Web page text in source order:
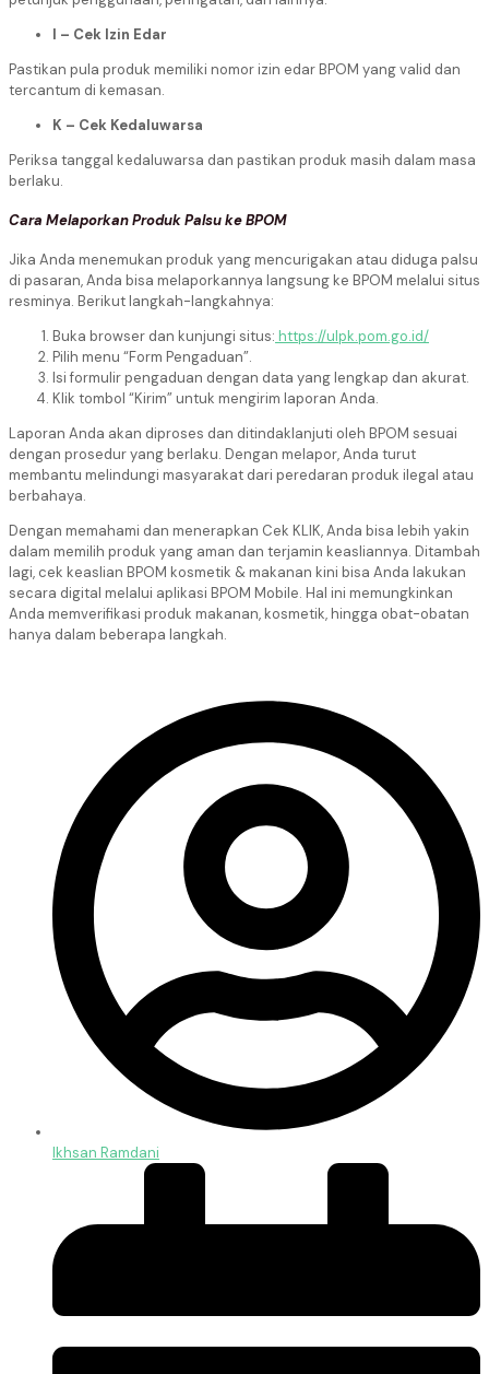
I – Cek Izin Edar
Pastikan pula produk memiliki nomor izin edar BPOM yang valid dan
tercantum di kemasan.
K – Cek Kedaluwarsa
Periksa tanggal kedaluwarsa dan pastikan produk masih dalam masa
berlaku.
Cara Melaporkan Produk Palsu ke BPOM
Jika Anda menemukan produk yang mencurigakan atau diduga palsu
di pasaran, Anda bisa melaporkannya langsung ke BPOM melalui situs
resminya. Berikut langkah-langkahnya:
Buka browser dan kunjungi situs: https://ulpk.pom.go.id/
Pilih menu “Form Pengaduan”.
Isi formulir pengaduan dengan data yang lengkap dan akurat.
Klik tombol “Kirim” untuk mengirim laporan Anda.
Laporan Anda akan diproses dan ditindaklanjuti oleh BPOM sesuai
dengan prosedur yang berlaku. Dengan melapor, Anda turut
membantu melindungi masyarakat dari peredaran produk ilegal atau
berbahaya.
Dengan memahami dan menerapkan Cek KLIK, Anda bisa lebih yakin
dalam memilih produk yang aman dan terjamin keasliannya. Ditambah
lagi, cek keaslian BPOM kosmetik & makanan kini bisa Anda lakukan
secara digital melalui aplikasi BPOM Mobile. Hal ini memungkinkan
Anda memverifikasi produk makanan, kosmetik, hingga obat-obatan
hanya dalam beberapa langkah.
Ikhsan Ramdani